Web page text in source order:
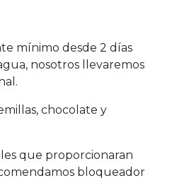
mínimo desde 2 días
nosotros llevaremos
chocolate y
que proporcionaran
bloqueador